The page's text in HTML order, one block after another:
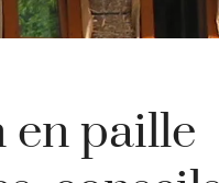
en paille